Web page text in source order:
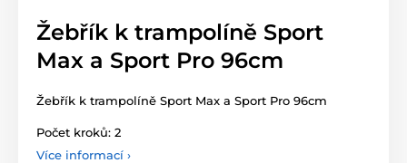
Žebřík k trampolíně Sport
Max a Sport Pro 96cm
Žebřík k trampolíně Sport Max a Sport Pro 96cm
Počet kroků: 2
Více informací ›